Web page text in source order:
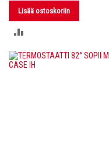
Lisää ostoskoriin
VERTAILUUN